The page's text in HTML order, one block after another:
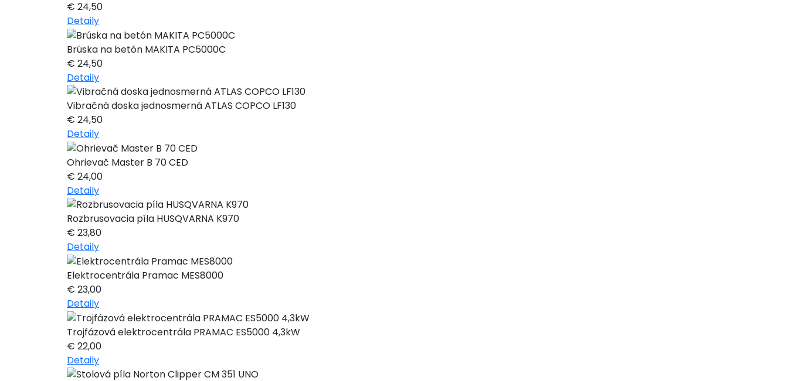
€ 24,50
Detaily
Brúska na betón MAKITA PC5000C
€ 24,50
Detaily
Vibračná doska jednosmerná ATLAS COPCO LF130
€ 24,50
Detaily
Ohrievač Master B 70 CED
€ 24,00
Detaily
Rozbrusovacia píla HUSQVARNA K970
€ 23,80
Detaily
Elektrocentrála Pramac MES8000
€ 23,00
Detaily
Trojfázová elektrocentrála PRAMAC ES5000 4,3kW
€ 22,00
Detaily